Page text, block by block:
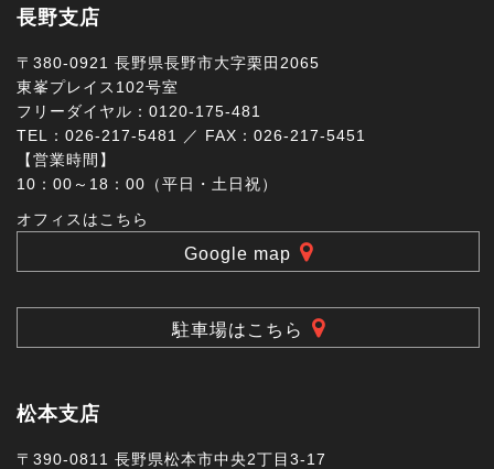
長野支店
〒380-0921 長野県長野市大字栗田2065
東峯プレイス102号室
フリーダイヤル：0120-175-481
TEL：026-217-5481 ／ FAX：026-217-5451
【営業時間】
10：00～18：00（平日・土日祝）
オフィスはこちら
Google map
駐車場はこちら
松本支店
〒390-0811 長野県松本市中央2丁目3-17